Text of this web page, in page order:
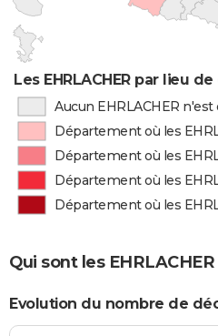
Les EHRLACHER par lieu
Aucun EHRLACHER
Département où les
Département où les
Département où les
Département où les
Qui sont les
Evolution du nombre de